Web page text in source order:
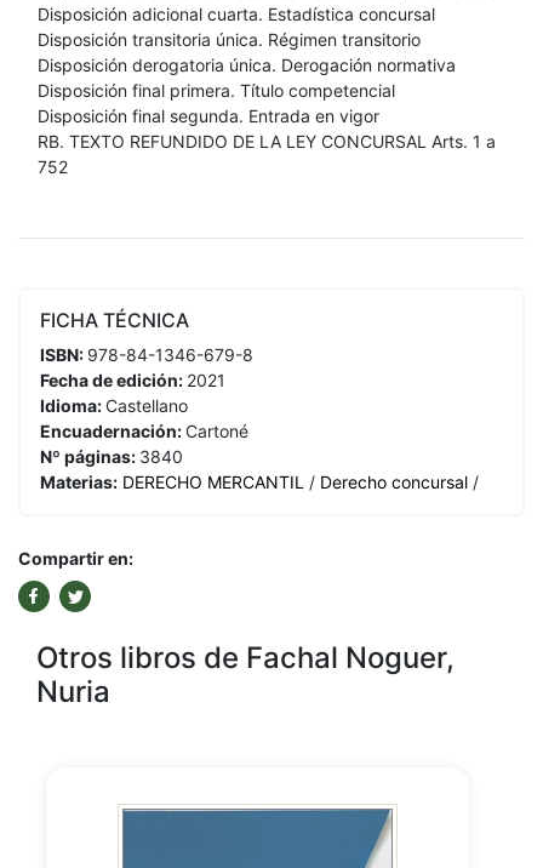
Disposición adicional cuarta. Estadística concursal
Disposición transitoria única. Régimen transitorio
Disposición derogatoria única. Derogación normativa
Disposición final primera. Título competencial
Disposición final segunda. Entrada en vigor
RB. TEXTO REFUNDIDO DE LA LEY CONCURSAL Arts. 1 a
752
FICHA TÉCNICA
ISBN: 978-84-1346-679-8
Fecha de edición: 2021
Idioma:Castellano
Encuadernación:Cartoné
Nº páginas: 3840
Materias: DERECHO MERCANTIL / Derecho concursal /
Compartir en:
Otros libros de Fachal Noguer,
Nuria